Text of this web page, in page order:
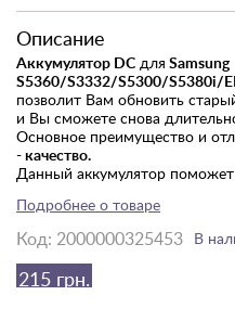
Описание
Аккумулятор DC для Samsung
S5360/S3332/S5300/S5380i/
позволит Вам обновить
и Вы сможете снова
Основное преимущество и
-качество.
Данный аккумулятор
Когда стоит менять батарею:
В среднем любой
циклов зарядки-разрядки.
Подробнее о товаре
Код: 2000000325453 В
215 грн.